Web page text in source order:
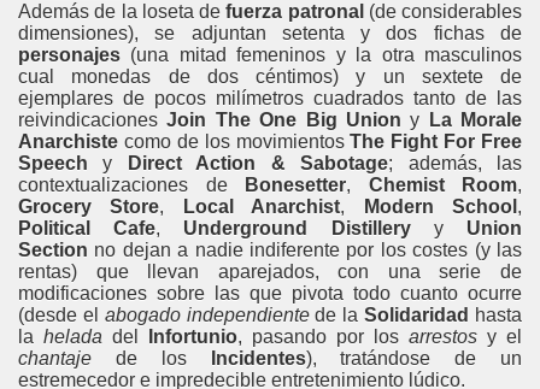
Además de la loseta defuerza patronal (de considerables
dimensiones), se adjuntan setenta y dos fichas de
personajes (una mitad femeninos y la otra masculinos
cual monedas de dos céntimos) y un sextete de
ejemplares de pocos milímetros cuadrados tanto de las
reivindicacionesJoin The One Big Union y
La Morale
Anarchiste como de los movimientosThe Fight For Free
Speech y Direct Action & Sabotage; además, las
contextualizaciones de
Bonesetter, Chemist Room,
Grocery Store, Local Anarchist, Modern School ,
Political Cafe, Underground Distilleryy Union
Section no dejan a nadie indiferente por los costes (y las
rentas) que llevan aparejados, con una serie de
modificaciones sobre las que pivota todo cuanto ocurre
(desde el abogado independientede laSolidaridad hasta
la helada del Infortunio, pasando por los arrestos y el
chantaje de los Incidentes), tratándose de un
estremecedor e impredecible entretenimiento lúdico.